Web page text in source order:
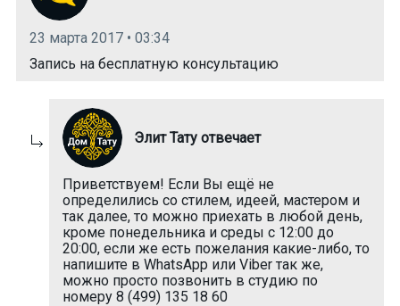
23 марта 2017 • 03:34
Запись на бесплатную консультацию
Элит Тату отвечает
Приветствуем! Если Вы ещё не
определились со стилем, идеей, мастером и
так далее, то можно приехать в любой день,
кроме понедельника и среды с 12:00 до
20:00, если же есть пожелания какие-либо, то
напишите в WhatsApp или Viber так же,
можно просто позвонить в студию по
номеру 8 (499) 135 18 60